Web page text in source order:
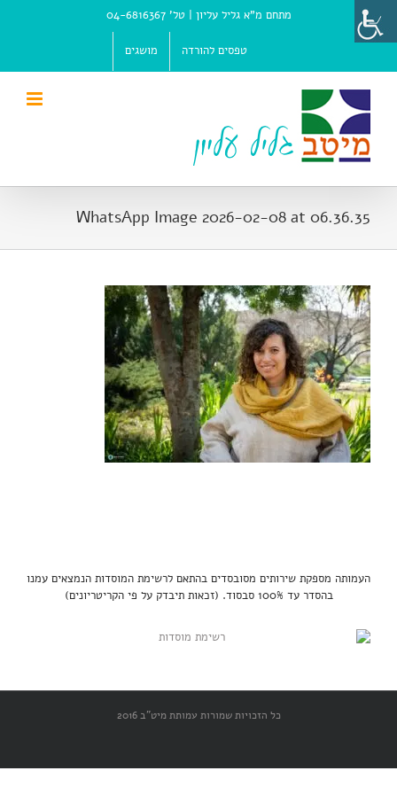
content
מתחם מ"א גליל עליון |טל' 04-6816367
טפסים להורדה מושגים
WhatsApp Image 2026-02-08 at 06.36.35
העמותה מספקת שירותים מסובסדים בהתאם לרשימת המוסדות הנמצאים עמנו
בהסדר עד 100% סבסוד. (זכאות תיבדק על פי הקריטריונים)
כל הזכויות שמורות עמותת מיט"ב 2016